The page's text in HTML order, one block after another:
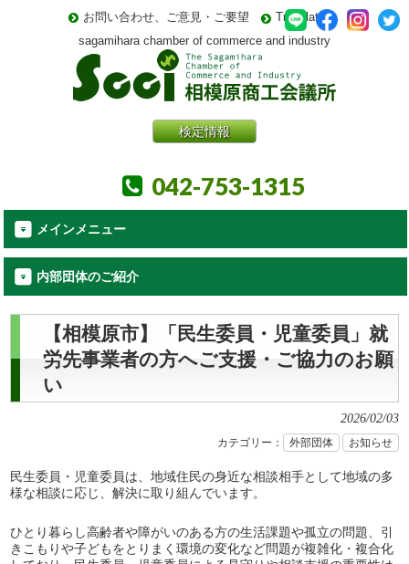
sagamihara chamber of commerce and industry
お問い合わせ、ご意見・ご要望 Translate
検定情報
042-753-1315
メインメニュー
内部団体のご紹介
【相模原市】「民生委員・児童委員」就
労先事業者の方へご支援・ご協力のお願
い
2026/02/03
カテゴリー： 外部団体 お知らせ
民生委員・児童委員は、地域住民の身近な相談相手として地域の多
様な相談に応じ、解決に取り組んでいます。
ひとり暮らし高齢者や障がいのある方の生活課題や孤立の問題、引
きこもりや子どもをとりまく環境の変化など問題が複雑化・複合化